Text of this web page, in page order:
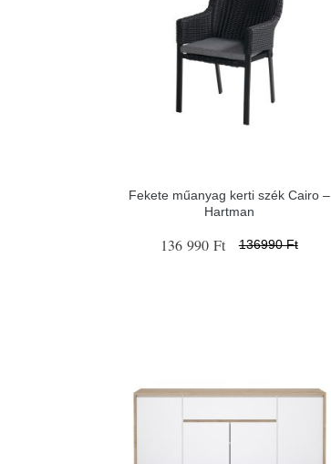
Fekete műanyag kerti szék Cairo –
Hartman
136 990 Ft 136990 Ft